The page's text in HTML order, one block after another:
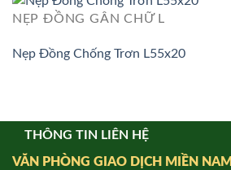
NẸP ĐỒNG GÂN CHỮ L
Nẹp Đồng Chống Trơn L55x20
THÔNG TIN LIÊN HỆ
VĂN PHÒNG GIAO DỊCH MIỀN NAM